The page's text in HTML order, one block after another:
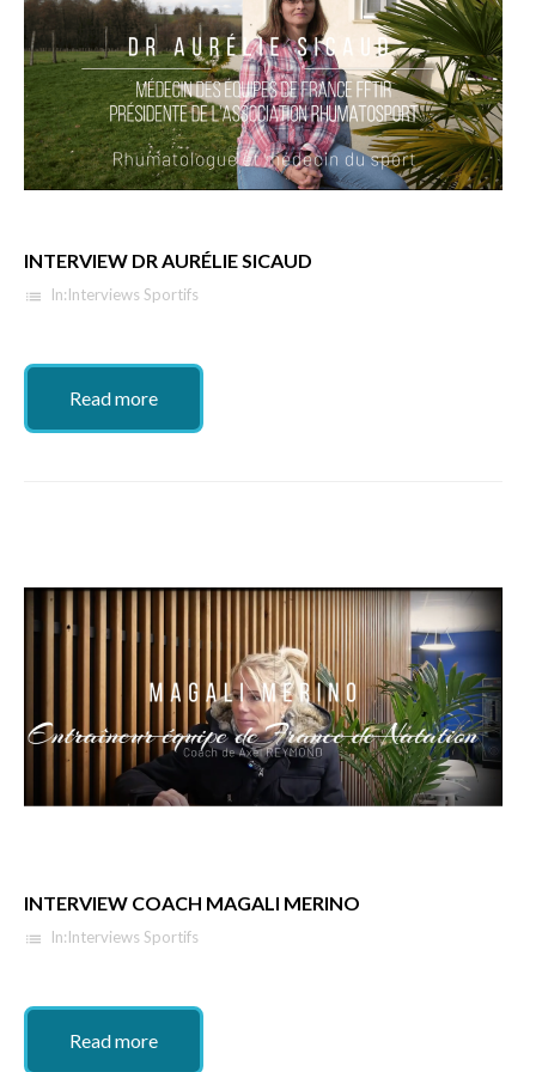
INTERVIEW DR AURÉLIE SICAUD
list In:Interviews Sportifs
Read more
INTERVIEW COACH MAGALI MERINO
list In:Interviews Sportifs
Read more